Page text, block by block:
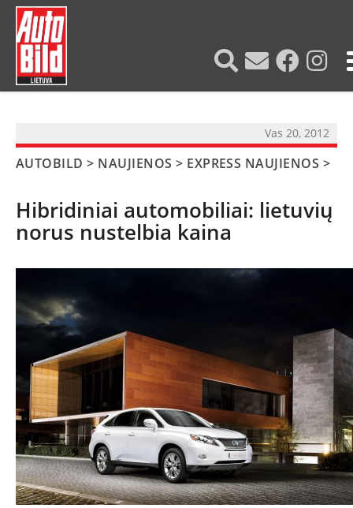
NAUJIENOS
Vas 20, 2012
AUTOBILD > NAUJIENOS > EXPRESS NAUJIENOS >
Hibridiniai automobiliai: lietuvių
norus nustelbia kaina